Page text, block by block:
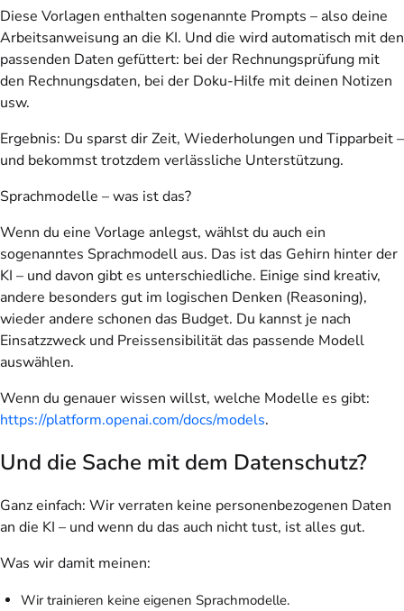
Diese Vorlagen enthalten sogenannte Prompts – also deine
Arbeitsanweisung an die KI. Und die wird automatisch mit den
passenden Daten gefüttert: bei der Rechnungsprüfung mit
den Rechnungsdaten, bei der Doku-Hilfe mit deinen Notizen
usw.
Ergebnis: Du sparst dir Zeit, Wiederholungen und Tipparbeit –
und bekommst trotzdem verlässliche Unterstützung.
Sprachmodelle – was ist das?
Wenn du eine Vorlage anlegst, wählst du auch ein
sogenanntes Sprachmodell aus. Das ist das Gehirn hinter der
KI – und davon gibt es unterschiedliche. Einige sind kreativ,
andere besonders gut im logischen Denken (Reasoning),
wieder andere schonen das Budget. Du kannst je nach
Einsatzzweck und Preissensibilität das passende Modell
auswählen.
Wenn du genauer wissen willst, welche Modelle es gibt:
https://platform.openai.com/docs/models.
Und die Sache mit dem Datenschutz?
Ganz einfach: Wir verraten keine personenbezogenen Daten
an die KI – und wenn du das auch nicht tust, ist alles gut.
Was wir damit meinen:
Wir trainieren keine eigenen Sprachmodelle.